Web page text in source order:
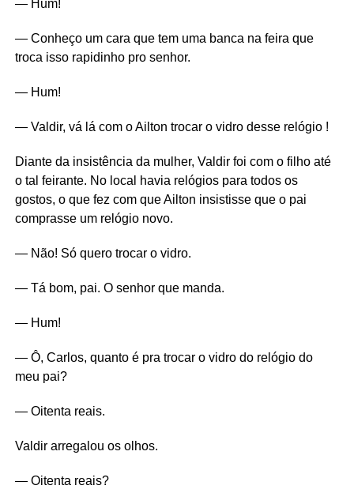
— Hum!
— Conheço um cara que tem uma banca na feira que
troca isso rapidinho pro senhor.
— Hum!
— Valdir, vá lá com o Ailton trocar o vidro desse relógio !
Diante da insistência da mulher, Valdir foi com o filho até
o tal feirante. No local havia relógios para todos os
gostos, o que fez com que Ailton insistisse que o pai
comprasse um relógio novo.
— Não! Só quero trocar o vidro.
— Tá bom, pai. O senhor que manda.
— Hum!
— Ô, Carlos, quanto é pra trocar o vidro do relógio do
meu pai?
— Oitenta reais.
Valdir arregalou os olhos.
— Oitenta reais?